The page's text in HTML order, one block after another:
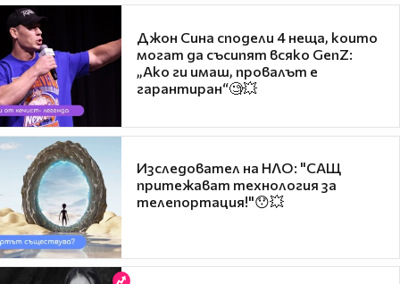
Джон Сина сподели 4 неща, които
могат да съсипят всяко GenZ:
„Ако ги имаш, провалът е
гарантиран“🧐💥
Изследовател на НЛО: "САЩ
притежават технология за
телепортация!"😯💥